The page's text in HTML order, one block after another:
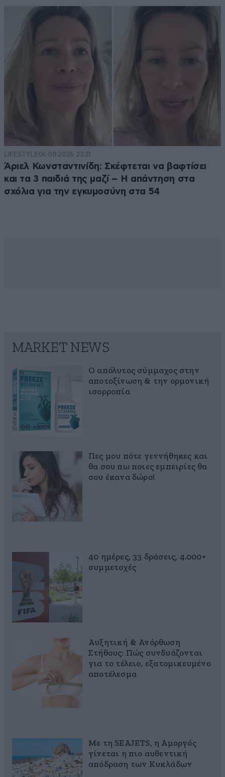
LIFESTYLE06·08·2026 22:31
Άριελ Κωνσταντινίδη: Σκέφτεται να βαφτίσει
και τα 3 παιδιά της μαζί – Η απάντηση στα
σχόλια για την εγκυμοσύνη στα 54
MARKET NEWS
Ο απόλυτος σύμμαχος στην
αποτοξίνωση & την ορμονική
ισορροπία
Πες μου πότε γεννήθηκες και
θα σου πω ποιες εμπειρίες θα
σου έκανα δώρο!
40 ημέρες, 33 δράσεις, 4.000+
συμμετοχές
Αυξητική & Ανόρθωση
Στήθους: Πώς συνδυάζονται
για το τέλειο, εξατομικευμένο
αποτέλεσμα
Με τη SEAJETS, η Αμοργός
γίνεται η πιο αυθεντική
απόδραση των Κυκλάδων